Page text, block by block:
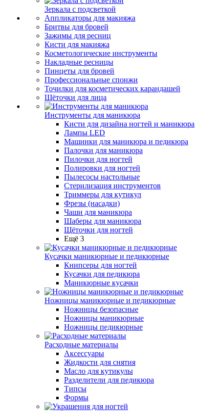
Зеркала с подсветкой
Аппликаторы для макияжа
Бритвы для бровей
Зажимы для ресниц
Кисти для макияжа
Косметологические инструменты
Накладные ресницы
Пинцеты для бровей
Профессиональные спонжи
Точилки для косметических карандашей
Щёточки для лица
Инструменты для маникюра
Кисти для дизайна ногтей и маникюра
Лампы LED
Машинки для маникюра и педикюра
Палочки для маникюра
Пилочки для ногтей
Полировки для ногтей
Пылесосы настольные
Стерилизация инструментов
Триммеры для кутикул
Фрезы (насадки)
Чаши для маникюра
Шаберы для маникюра
Щёточки для ногтей
Ещё 3
Кусачки маникюрные и педикюрные
Книпсеры для ногтей
Кусачки для педикюра
Маникюрные кусачки
Ножницы маникюрные и педикюрные
Ножницы безопасные
Ножницы маникюрные
Ножницы педикюрные
Расходные материалы
Аксессуары
Жидкости для снятия
Масло для кутикулы
Разделители для педикюра
Типсы
Формы